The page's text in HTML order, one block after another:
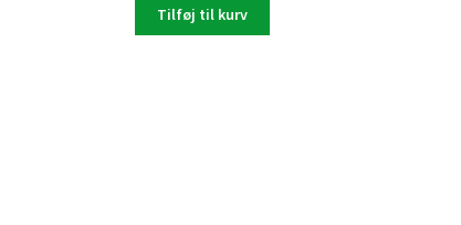
Tilføj til kurv